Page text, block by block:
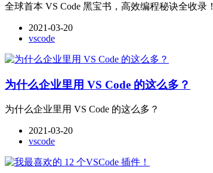
全球首本 VS Code 黑宝书，高效编程秘诀全收录！
2021-03-20
vscode
为什么企业里用 VS Code 的这么多？
为什么企业里用 VS Code 的这么多？
2021-03-20
vscode